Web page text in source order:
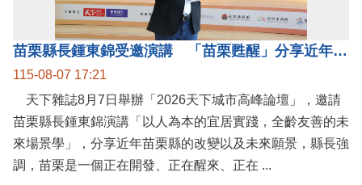
苗栗縣長鍾東錦受邀演講 「苗栗甦醒」分享近年轉變
115-08-07 17:21
天下雜誌8月7日舉辦「2026天下城市高峰論壇」，邀請
苗栗縣長鍾東錦演講「以人為本的宜居實踐，全齡友善的未
來場景學」，分享近年苗栗縣的改變以及未來願景，縣長強
調，苗栗是一個正在開發、正在醒來、正在 ...